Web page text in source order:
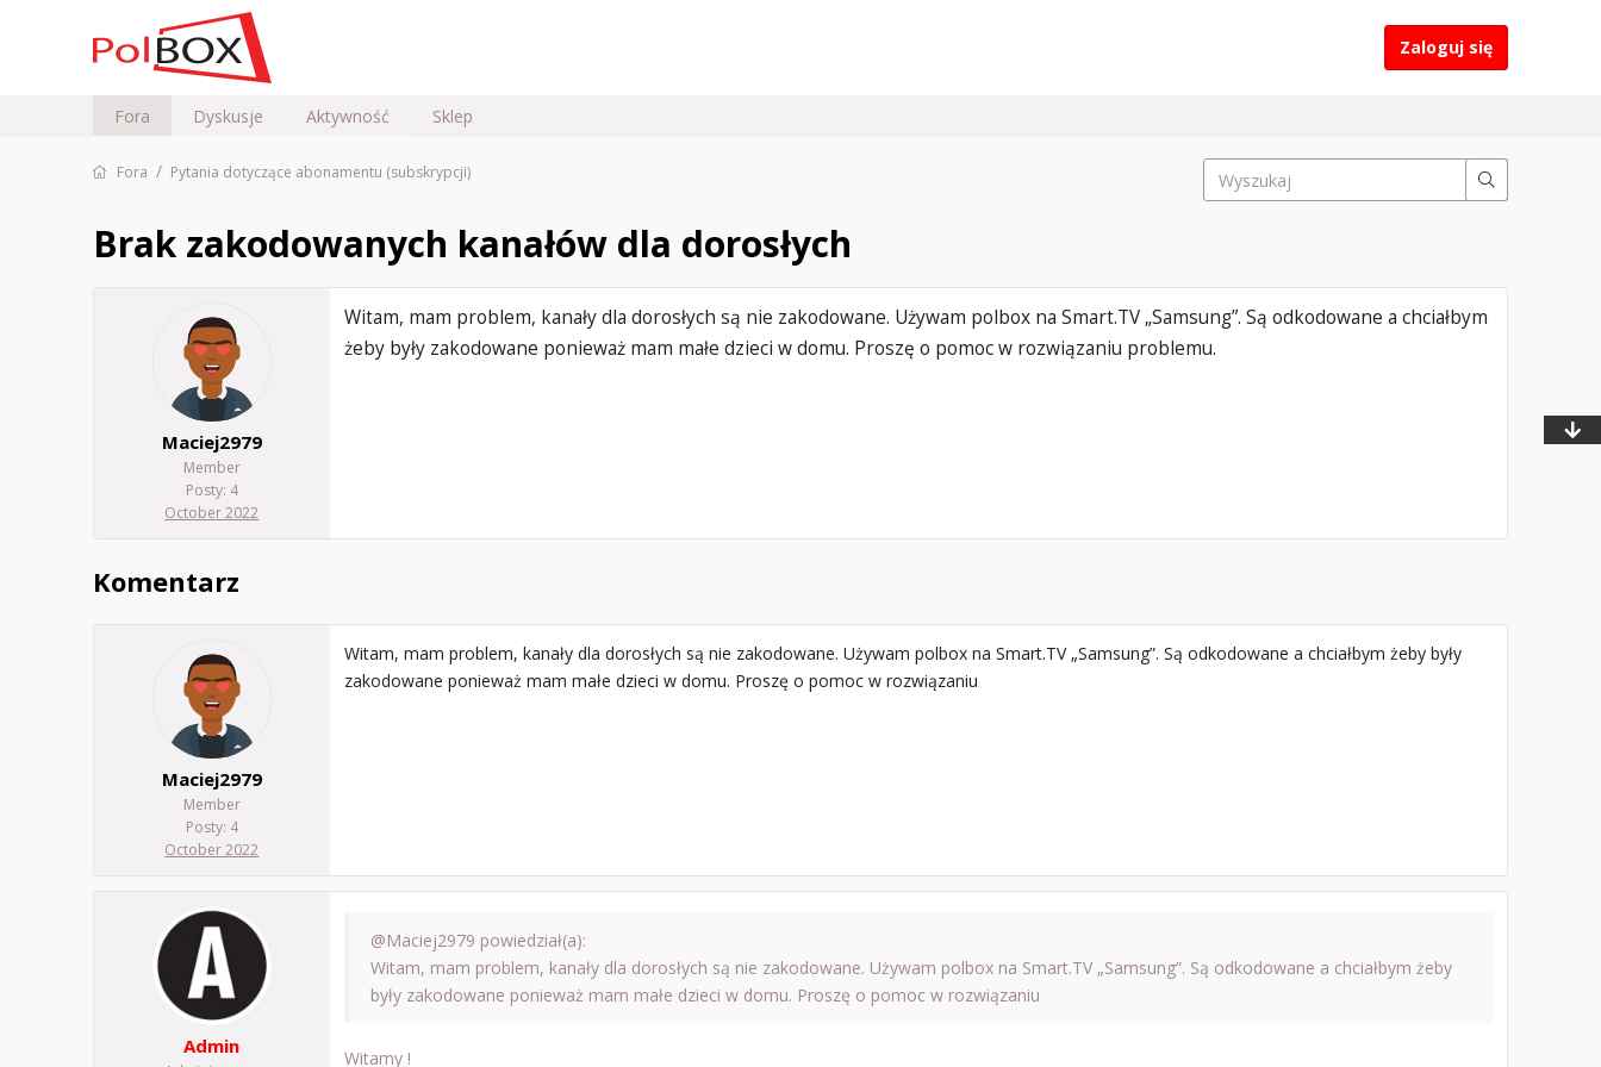
Zaloguj się
Fora Dyskusje Aktywność Sklep
Fora / Pytania dotyczące abonamentu (subskrypcji)
Brak zakodowanych kanałów dla dorosłych
Maciej2979
Member
Posty: 4
October 2022
Witam, mam problem, kanały dla dorosłych są nie zakodowane. Używam polbox na Smart.TV „Samsung”. Są odkodowane a chciałbym
żeby były zakodowane ponieważ mam małe dzieci w domu. Proszę o pomoc w rozwiązaniu problemu.
Komentarz
Maciej2979
Member
Posty: 4
October 2022
Witam, mam problem, kanały dla dorosłych są nie zakodowane. Używam polbox na Smart.TV „Samsung”. Są odkodowane a chciałbym żeby były
zakodowane ponieważ mam małe dzieci w domu. Proszę o pomoc w rozwiązaniu
Admin
@Maciej2979 powiedział(a):
Witam, mam problem, kanały dla dorosłych są nie zakodowane. Używam polbox na Smart.TV „Samsung”. Są odkodowane a chciałbym żeby
były zakodowane ponieważ mam małe dzieci w domu. Proszę o pomoc w rozwiązaniu
Witamy !